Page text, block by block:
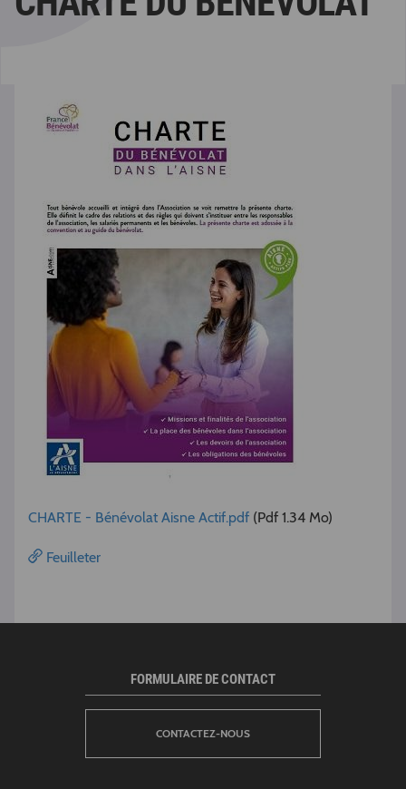
CHARTE - Bénévolat Aisne Actif.pdf (Pdf 1.34 Mo)
Feuilleter
FORMULAIRE DE CONTACT
CONTACTEZ-NOUS